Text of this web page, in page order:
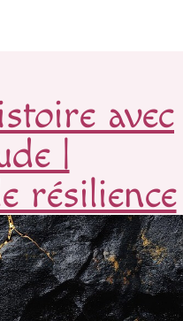
avec
|
résilience